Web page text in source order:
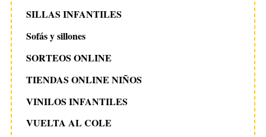
SILLAS INFANTILES
Sofás y sillones
SORTEOS ONLINE
TIENDAS ONLINE NIÑOS
VINILOS INFANTILES
VUELTA AL COLE